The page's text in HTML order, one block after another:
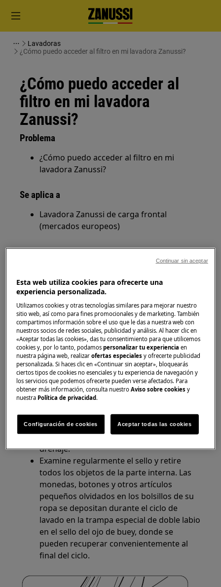
Lavadoras
¿Cómo puedo acceder al filtro en mi lavadora Zanussi?
¿Cómo puedo acceder al
filtro en mi lavadora
Zanussi?
Problema
¿Cómo puedo acceder al filtro en mi
lavadora Zanussi?
Se aplica a
Lavadora Zanussi de carga frontal
(mercados europeos)
Solución
limpieza en las lavadoras Zanussi.
Este electrodoméstico está diseñado con
un sistema de drenaje autolimpiante, que
permite que las fibras de pelusas ligeras
que se caen de la ropa se drenen con el
agua, de tal manera que no es necesario
acceder a esta área para realizar un
mantenimiento y limpieza regulares.
Esto es gracias a una junta de puerta
específica que ha sido diseñada para
atrapar todos los objetos como monedas,
botones, horquillas, etc. antes de que
tengan la oportunidad de salir del tambor
y encontrar el camino hacia el área de
drenaje.
Examine regularmente el sello y retire
todos los objetos de la parte interna. Las
monedas, botones y otros artículos
pequeños olvidados en los bolsillos de su
ropa se depositan durante el ciclo de
lavado en la trampa especial de doble labio
en el sello del ojo de buey, donde se
pueden recuperar convenientemente al
final del ciclo.
Esta web utiliza cookies para ofrecerte una
experiencia personalizada.
Utilizamos cookies y otras tecnologías similares para mejorar nuestro
sitio web, así como para fines promocionales y de marketing. También
compartimos información sobre el uso que le das a nuestra web con
nuestros socios de redes sociales, publicidad y análisis. Al hacer clic en
«Aceptar todas las cookies», das tu consentimiento para que utilicemos
cookies y, por lo tanto, podamospersonalizar tu experienciaen
nuestra página web, realizarofertas especiales y ofrecerte publicidad
personalizada. Si haces clic en «Continuar sin aceptar», bloquearás
ciertos tipos de cookies no esenciales y tu experiencia de navegación y
los servicios que podemos ofrecerte pueden verse afectados. Para
obtener más información, consulta nuestroAviso sobre cookies y
nuestra Política de privacidad .
Configuración de cookies Aceptar todas las cookies
Continuar sin aceptar